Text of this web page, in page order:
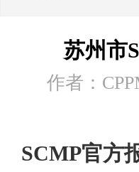
苏州市
作者：
SCMP官方